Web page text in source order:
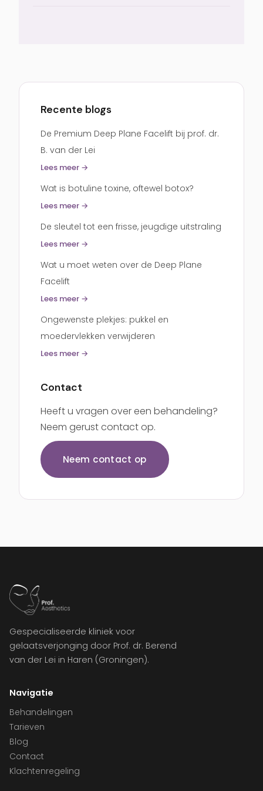
Recente blogs
De Premium Deep Plane Facelift bij prof. dr.
B. van der Lei
Lees meer →
Wat is botuline toxine, oftewel botox?
Lees meer →
De sleutel tot een frisse, jeugdige uitstraling
Lees meer →
Wat u moet weten over de Deep Plane
Facelift
Lees meer →
Ongewenste plekjes: pukkel en
moedervlekken verwijderen
Lees meer →
Contact
Heeft u vragen over een behandeling?
Neem gerust contact op.
Neem contact op
Gespecialiseerde kliniek voor
gelaatsverjonging door Prof. dr. Berend
van der Lei in Haren (Groningen).
Navigatie
Behandelingen
Tarieven
Blog
Contact
Klachtenregeling